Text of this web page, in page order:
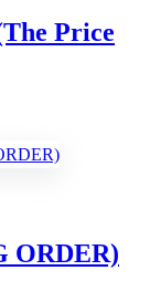
Price
ORDER)